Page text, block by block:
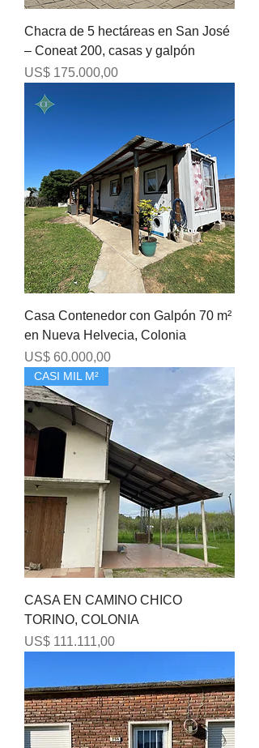
Chacra de 5 hectáreas en San José
– Coneat 200, casas y galpón
Precio
US$ 175.000,00
Casa Contenedor con Galpón 70 m²
en Nueva Helvecia, Colonia
Precio
US$ 60.000,00
CASI MIL M²
CASA EN CAMINO CHICO
TORINO, COLONIA
Precio
US$ 111.111,00